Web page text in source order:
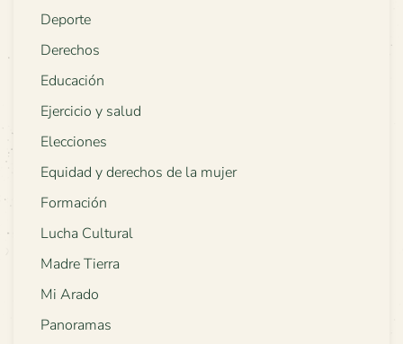
Deporte
Derechos
Educación
Ejercicio y salud
Elecciones
Equidad y derechos de la mujer
Formación
Lucha Cultural
Madre Tierra
Mi Arado
Panoramas